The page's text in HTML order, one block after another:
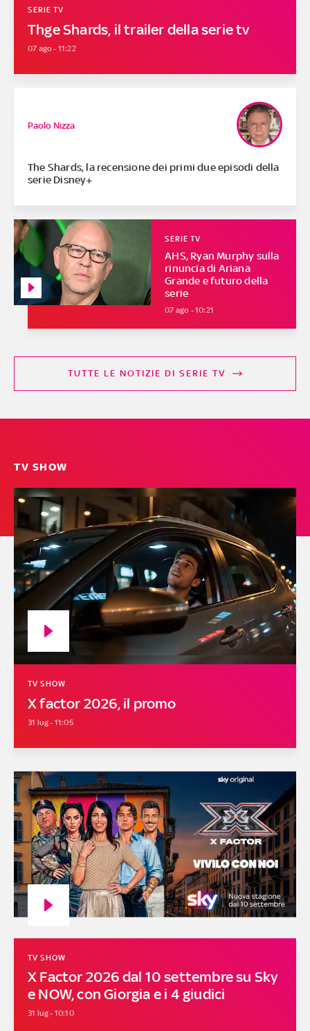
Thge Shards, il trailer della serie tv
SERIE TV
07 ago - 11:22
The Shards, la recensione dei primi due episodi della
serie Disney+
Paolo Nizza
AHS, Ryan Murphy sulla
rinuncia di Ariana
Grande e futuro della
serie
SERIE TV
07 ago - 10:21
TUTTE LE NOTIZIE DI SERIE TV
TV SHOW
X factor 2026, il promo
TV SHOW
31 lug - 11:05
X Factor 2026 dal 10 settembre su Sky
e NOW, con Giorgia e i 4 giudici
TV SHOW
31 lug - 10:10